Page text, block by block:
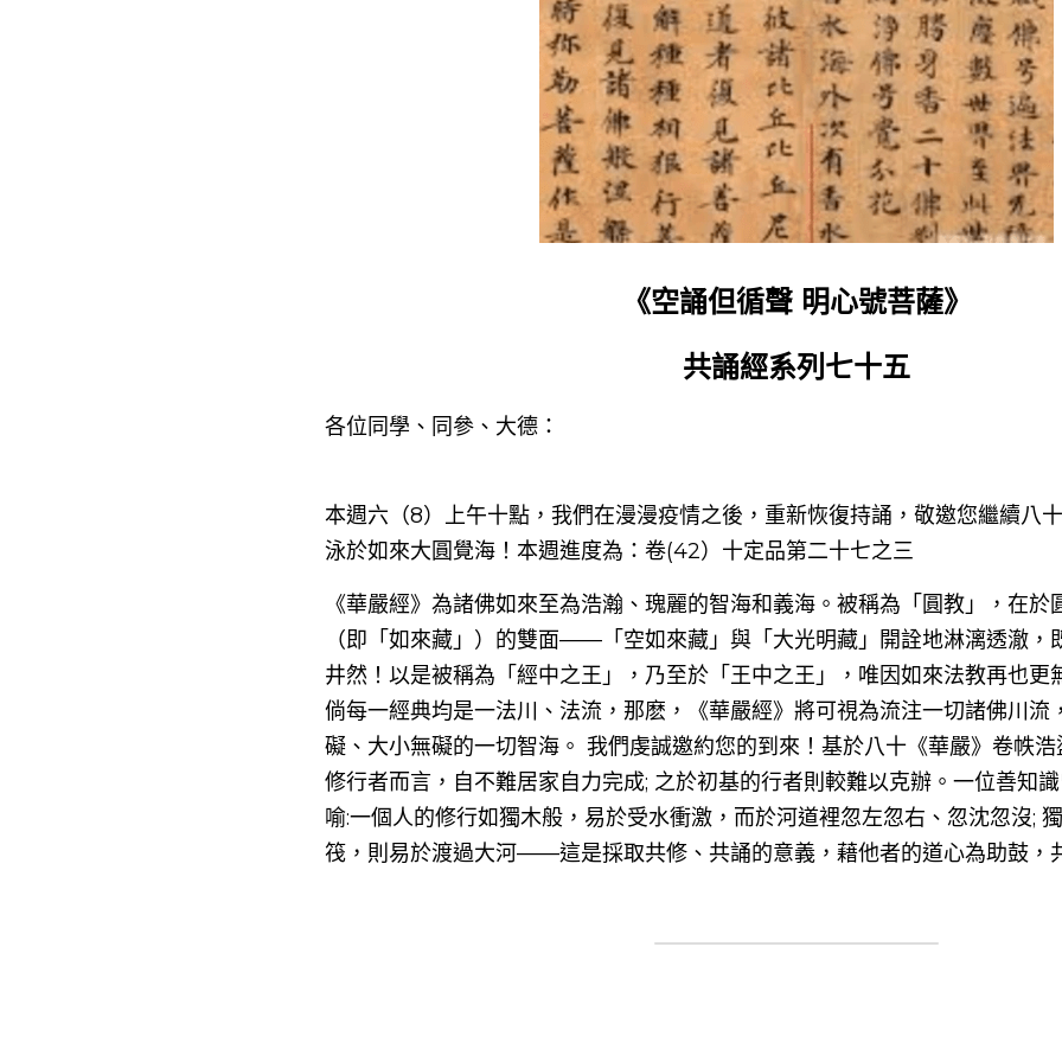
《空誦但循聲 明心號菩薩》
共誦經系列七十五
各位同學、同參、大德：
本週六（8）上午十點，我們在漫漫疫情之後，重新恢復持誦，敬邀您繼續
泳於如來大圓覺海！本週進度為：卷(42）十定品第二十七之三
《華嚴經》為諸佛如來至為浩瀚、瑰麗的智海和義海。被稱為「圓教」，在於
（即「如來藏」）的雙面——「空如來藏」與「大光明藏」開詮地淋漓透澈，
井然！以是被稱為「經中之王」，乃至於「王中之王」，唯因如來法教再也更
倘每一經典均是一法川、法流，那麽，《華嚴經》將可視為流注一切諸佛川流
礙、大小無礙的一切智海。 我們虔誠邀約您的到來！基於八十《華嚴》卷帙
修行者而言，自不難居家自力完成; 之於初基的行者則較難以克辦。一位善知
喻:一個人的修行如獨木般，易於受水衝激，而於河道裡忽左忽右、忽沈忽沒;
筏，則易於渡過大河——這是採取共修、共誦的意義，藉他者的道心為助鼓，